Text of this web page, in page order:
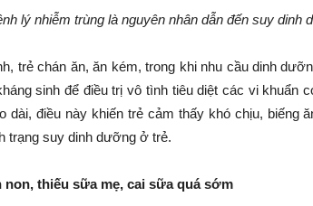
lý nhiễm trùng là nguyên nhân dẫn đến suy dinh
trẻ chán ăn, ăn kém, trong khi nhu cầu dinh
sinh để điều trị vô tình tiêu diệt các vi khuẩn
dài, điều này khiến trẻ cảm thấy khó chịu, biếng
trạng suy dinh dưỡng ở trẻ.
non, thiếu sữa mẹ, cai sữa quá sớm